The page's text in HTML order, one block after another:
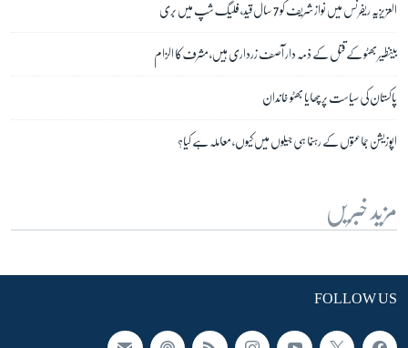
العزیزیہ ریفرنس میں نواز شریف کو 7 سال قید، فلیگ شپ میں بری
بینظیر بھٹو کے قتل کے ذمہ دار آصف زرداری ہیں، مشرف کا الزام
پاکستان کی سیاست پر چھایا بھٹو خاندان
اپوزیشن جماعتوں کے رہنما ہی جیلوں میں کیوں، معاملہ ہے کیا؟
مزید خبریں
FOLLOW US